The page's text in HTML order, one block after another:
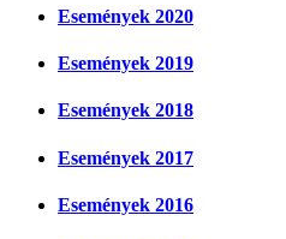
Események 2020
Események 2019
Események 2018
Események 2017
Események 2016